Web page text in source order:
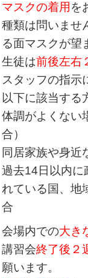
マスクの着用 を
種類は問いませ
る面マスクが望
生徒は前後左右
スタッフの指示
以下に該当する
体調がよくない
合）
同居家族や身近
過去14日以内に
れている国、地
合
会場内での大き
講習会終了後２
願います。